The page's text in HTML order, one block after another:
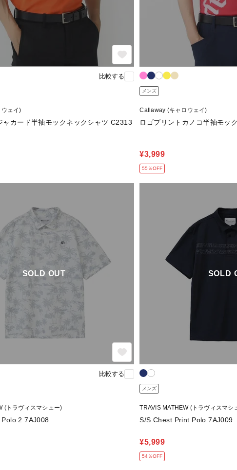
比較する
ェイ)
ャカード半袖モックネックシャツ C2313
メンズ
Callaway (キャロウェイ)
ロゴプリントカノコ半袖モッ
¥3,999
55％OFF
SOLD OUT
比較する
(トラヴィスマシュー)
2 7AJ008
SOLD
メンズ
TRAVIS MATHEW (トラヴィスマシ
S/S Chest Print Polo 7AJ009
¥5,999
54％OFF